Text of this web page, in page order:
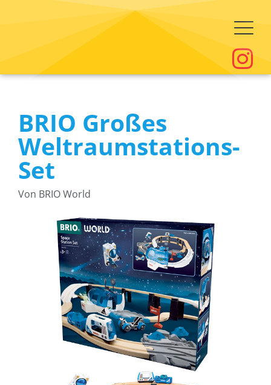
BRIO Großes
Weltraumstations-
Set
Von BRIO World